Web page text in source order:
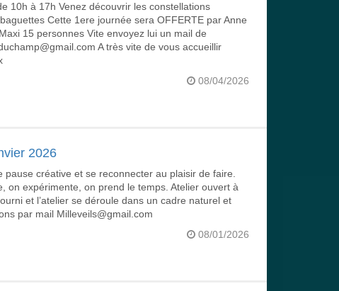
10h à 17h Venez découvrir les constellations
Cette 1ere journée sera OFFERTE par Anne
15 personnes Vite envoyez lui un mail de
A très vite de vous accueillir
08/04/2026
2026
créative et se reconnecter au plaisir de faire.
on expérimente, on prend le temps. Atelier ouvert à
et l’atelier se déroule dans un cadre naturel et
par mail Milleveils@gmail.com
08/01/2026